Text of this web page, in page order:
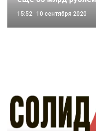
15:52 10 сентября 2020